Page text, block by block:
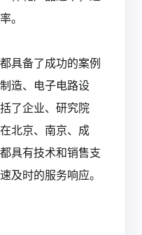
。
具备了成功的案例
造、电子电路设
了企业、研究院
北京、南京、成
具有技术和销售支
及时的服务响应。